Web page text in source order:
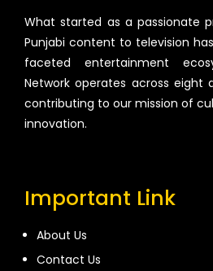
What started as a passionate
Punjabi content to television
faceted entertainment
Network operates across eight
contributing to our mission of
innovation.
Important Link
About Us
Contact Us